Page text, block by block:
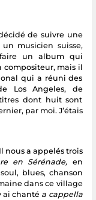
de suivre une
un musicien suisse,
faire un album qui
compositeur, mais il
qui a réuni des
Los Angeles, de
dont huit sont
par moi. J’étais
nous a appelés trois
en Sérénade, en
blues, chanson
dans ce village
ai chanté a cappella